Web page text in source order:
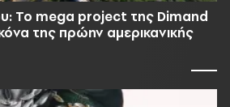
To mega project της Dimand
της πρώην αμερικανικής